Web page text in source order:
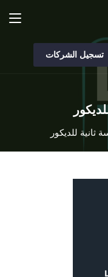
تسجيل الشركات
للديكور